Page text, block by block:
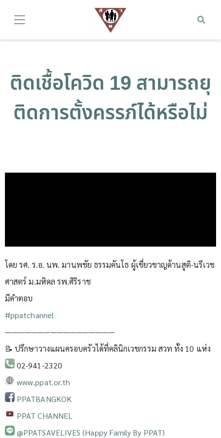
ติดเชื้อโควิด 19 สามารถยุ
ติดการตั้งครรภ์ได้หรือไม่
โดย รศ. ร.อ. นพ. มานพชัย ธรรมคันโธ ผู้เชี่ยวชาญด้านสูติ-นรีเวช
ศาสตร์ ม.มหิดล รพ.ศิริราช
มีคำตอบ
#ppatchannel​
—————————————————
📝 ปรึกษาวางแผนครอบครัวได้ที่คลินิกเวชกรรม สวท ทั้ง 10 แห่ง
02-941-2320
www.ppat.or.th
PPATBANGKOK
PPAT CHANNEL
@PPATSAVELIVES (Happy Family By PPAT)